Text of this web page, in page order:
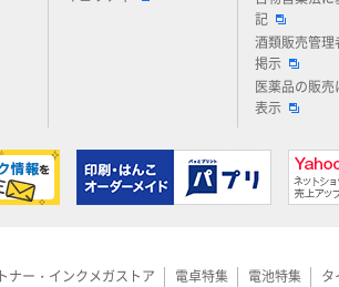
記
酒類販売管理
掲示
医薬品の販売
表示
トナー・インクメガストア 電卓特集 電池特集
タ